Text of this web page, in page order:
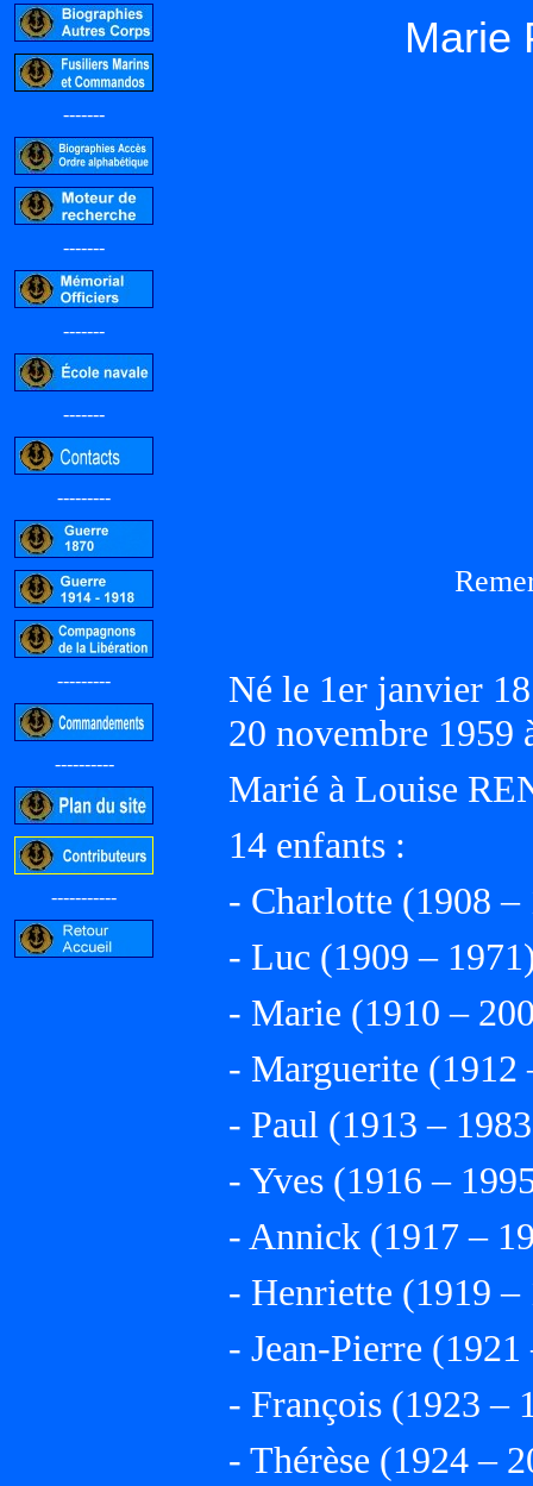
-------
-------
-------
-------
---------
---------
----------
-----------
Marie
Né le 1er janvier
20 novembre
Marié à Louise
14 enfants :
- Charlotte (1908 –
- Luc (1909 –
- Marie (1910 –
- Marguerite (1912
- Paul (1913 –
- Yves (1916 –
- Annick (1917 –
- Henriette (1919 –
- Jean-Pierre
- François (1923 –
- Thérèse (1924 –